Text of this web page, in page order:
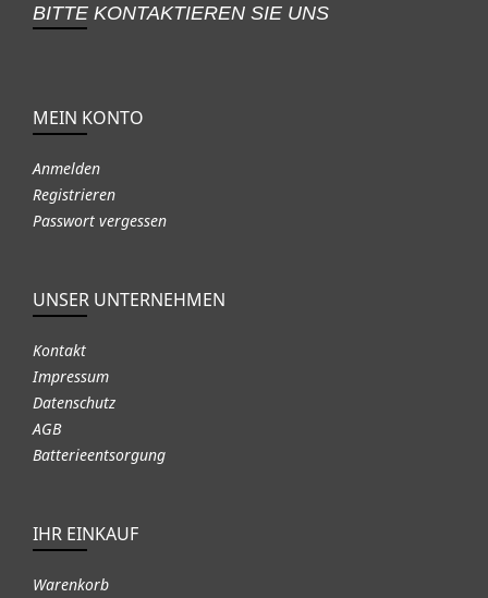
BITTE KONTAKTIEREN SIE UNS
MEIN KONTO
Anmelden
Registrieren
Passwort vergessen
UNSER UNTERNEHMEN
Kontakt
Impressum
Datenschutz
AGB
Batterieentsorgung
IHR EINKAUF
Warenkorb